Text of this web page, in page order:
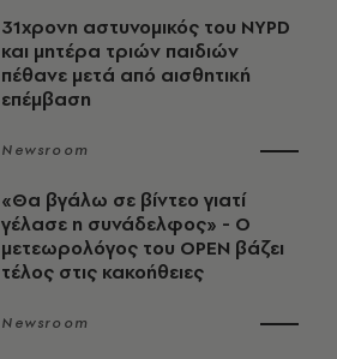
31χρονη αστυνομικός του NYPD
και μητέρα τριών παιδιών
πέθανε μετά από αισθητική
επέμβαση
Newsroom
«Θα βγάλω σε βίντεο γιατί
γέλασε η συνάδελφος» - Ο
μετεωρολόγος του OPEN βάζει
τέλος στις κακοήθειες
Newsroom